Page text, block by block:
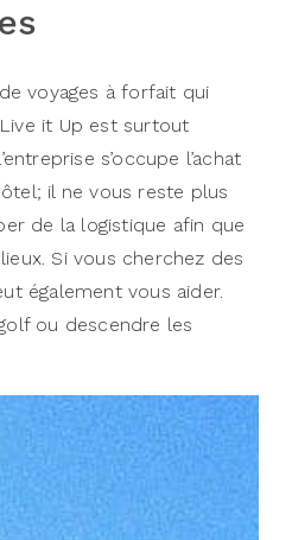
voyages à forfait qui
it Up est surtout
s’occupe l’achat
il ne vous reste plus
de la logistique afin que
Si vous cherchez des
également vous aider.
ou descendre les